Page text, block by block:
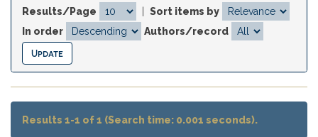
Results/Page
Sort items by
In order
Authors/record
Results 1-1 of 1 (Search time: 0.001 seconds).